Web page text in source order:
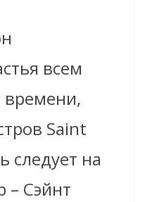
всем
времени,
Saint
следует на
– Сэйнт